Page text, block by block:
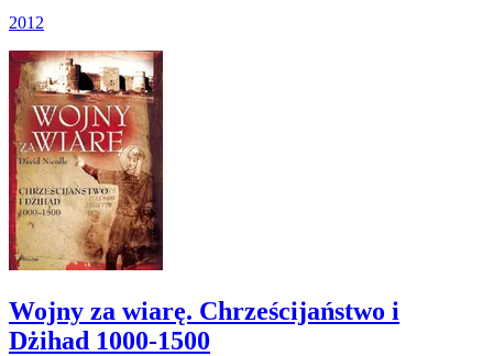
2012
Wojny za wiarę. Chrześcijaństwo i
Dżihad 1000-1500